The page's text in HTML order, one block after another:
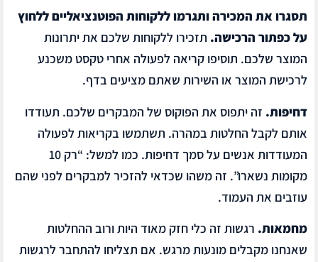
תסגרו את המכירה ותגרמו ללקוחות הפוטנציאליים ללחוץ
על כפתור הרכישה. תזכירו ללקוחות שלכם את יתרונות
המוצר שלכם. תוסיפו קריאה לפעולה אחרי טקסט משכנע
לרכישת המוצר או השירות שאתם מציעים בדף.
דחיפות. זה יתפוס את הפוקוס של המבקרים שלכם. תעודדו
אותם לקבל החלטות במהרה. תשתמשו בקריאות לפעולה
המעודדות אנשים על סמך דחיפות. כמו למשל: “רק 10
מקומות נשארו”. זה משהו שכדאי להזכיר למבקרים לפני שהם
עוזבים את העמוד.
מחמאות. רגשות זה כלי חזק מאוד היות ורוב ההחלטות
שאנחנו מקבלים מונעות מרגש. אם תצליחו להתחבר לרגשות